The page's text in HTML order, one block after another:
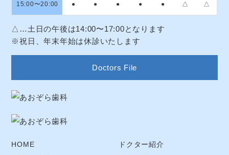
15:00〜20:00 ● ● ● ● ● △ △
△…土日の午後は14:00〜17:00となります
※祝日、年末年始は休診いたします
Doctors File
HOME
ドクター紹介